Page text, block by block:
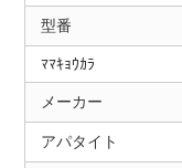
型番
ﾏﾏｷｮｳｶﾗ
メーカー
アパタイト